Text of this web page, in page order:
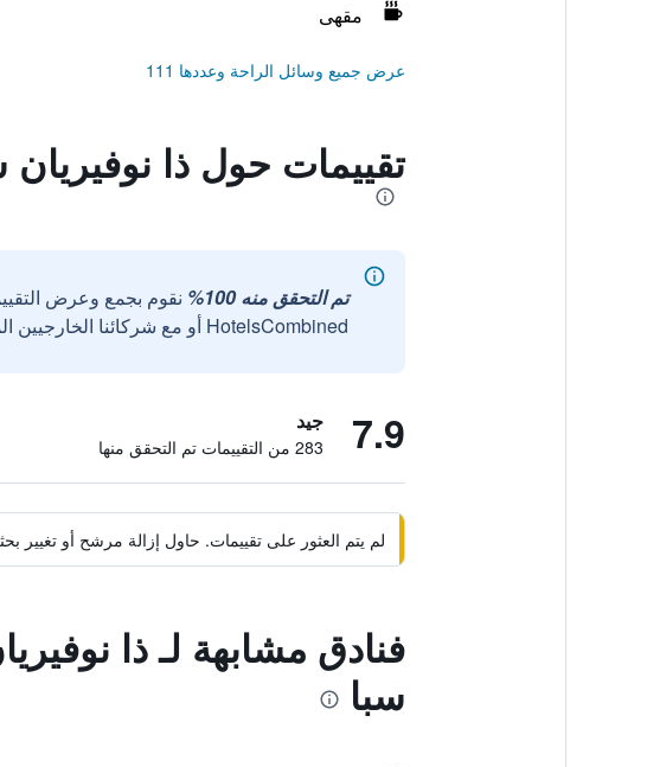
مقهى
عرض جميع وسائل الراحة وعددها 111
تقييمات حول ذا نوفيريان سينيك كريت 5 ستار هيل
تم التحقق منه 100%
نقوم بجمع وعرض
HotelsCombined أو مع شركائنا الخارجيين الموثوقين.
7.9 جيد
283 من التقييمات تم التحقق منها
لم يتم العثور على تقييمات. حاول إزالة مرشح أو
سبا